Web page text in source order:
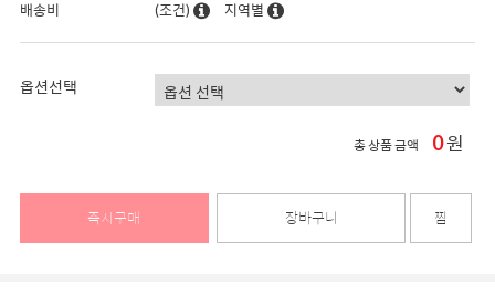
배송비
(조건) 지역별
옵션선택
총 상품 금액 0원
즉시구매 장바구니 찜